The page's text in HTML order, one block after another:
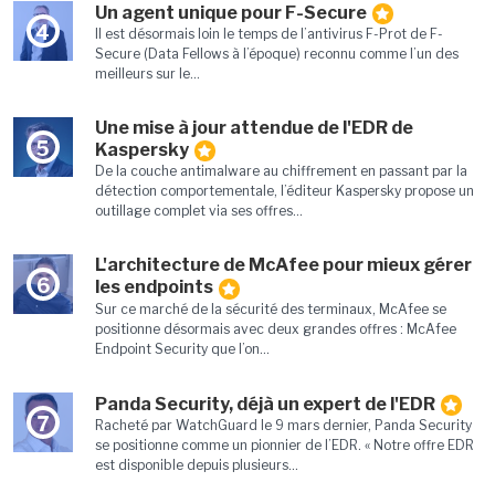
4
Un agent unique pour F-Secure
Il est désormais loin le temps de l’antivirus F-Prot de F-
Secure (Data Fellows à l’époque) reconnu comme l’un des
meilleurs sur le...
5
Une mise à jour attendue de l'EDR de
Kaspersky
De la couche antimalware au chiffrement en passant par la
détection comportementale, l’éditeur Kaspersky propose un
outillage complet via ses offres...
6
L'architecture de McAfee pour mieux gérer
les endpoints
Sur ce marché de la sécurité des terminaux, McAfee se
positionne désormais avec deux grandes offres : McAfee
Endpoint Security que l’on...
7
Panda Security, déjà un expert de l'EDR
Racheté par WatchGuard le 9 mars dernier, Panda Security
se positionne comme un pionnier de l’EDR. « Notre offre EDR
est disponible depuis plusieurs...